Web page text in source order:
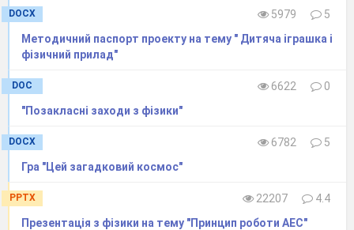
46.
47.
звуку за допомогою сучасних цифрових
Узагальнення знань, умінь та навичок.
DOCX 5979
5
Методичний паспорт проекту на тему " Дитяча іграшка і
фізичний прилад"
DOC 6622
0
"Позакласні заходи з фізики"
DOCX 6782
5
Гра "Цей загадковий космос"
PPTX 22207
4.4
Презентація з фізики на тему "Принцип роботи АЕС"